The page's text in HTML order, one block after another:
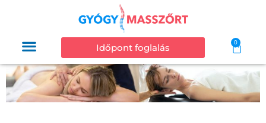
Időpont foglalás
0